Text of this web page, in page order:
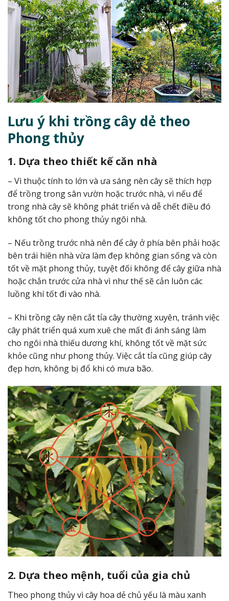
Lưu ý khi trồng cây dẻ theo
Phong thủy
1. Dựa theo thiết kế căn nhà
– Vì thuộc tính to lớn và ưa sáng nên cây sẽ thích hợp
để trồng trong sân vườn hoặc trước nhà, vì nếu để
trong nhà cây sẽ không phát triển và dễ chết điều đó
không tốt cho phong thủy ngôi nhà.
– Nếu trồng trước nhà nên để cây ở phía bên phải hoặc
bên trái hiên nhà vừa làm đẹp không gian sống và còn
tốt về mặt phong thủy, tuyệt đối không để cây giữa nhà
hoặc chắn trước cửa nhà vì như thế sẽ cản luôn các
luồng khí tốt đi vào nhà.
– Khi trồng cây nên cắt tỉa cây thường xuyên, tránh việc
cây phát triển quá xum xuê che mất đi ánh sáng làm
cho ngôi nhà thiếu dương khí, không tốt về mặt sức
khỏe cũng như phong thủy. Việc cắt tỉa cũng giúp cây
đẹp hơn, không bị đổ khi có mưa bão.
2. Dựa theo mệnh, tuổi của gia chủ
Theo phong thủy vì cây hoa dẻ chủ yếu là màu xanh